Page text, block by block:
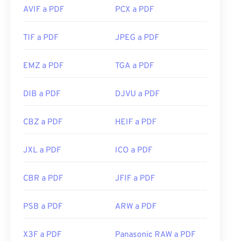
AVIF a PDF PCX a PDF
TIF a PDF JPEG a PDF
EMZ a PDF TGA a PDF
DIB a PDF DJVU a PDF
CBZ a PDF HEIF a PDF
JXL a PDF ICO a PDF
CBR a PDF JFIF a PDF
PSB a PDF ARW a PDF
X3F a PDF Panasonic RAW a PDF